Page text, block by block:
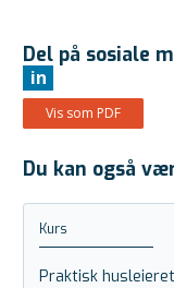
Del på sosiale
in
Vis som PDF
Du kan også
Kurs
Praktisk